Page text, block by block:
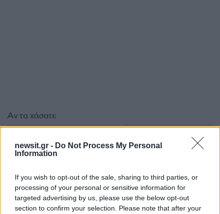
newsit.gr - Do Not Process My Personal
Information
If you wish to opt-out of the sale, sharing to third parties, or
processing of your personal or sensitive information for
targeted advertising by us, please use the below opt-out
section to confirm your selection. Please note that after your
Αν τα χάσατε